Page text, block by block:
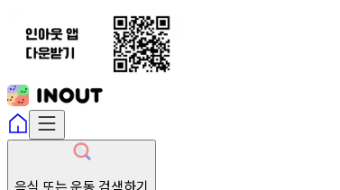
음식 또는 운동 검색하기